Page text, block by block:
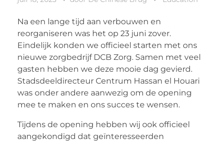
Na een lange tijd aan verbouwen en
reorganiseren was het op 23 juni zover.
Eindelijk konden we officieel starten met ons
nieuwe zorgbedrijf DCB Zorg. Samen met veel
gasten hebben we deze mooie dag gevierd.
Stadsdeeldirecteur Centrum Hassan el Houari
was onder andere aanwezig om de opening
mee te maken en ons succes te wensen.
Tijdens de opening hebben wij ook officieel
aangekondigd dat geïnteresseerden